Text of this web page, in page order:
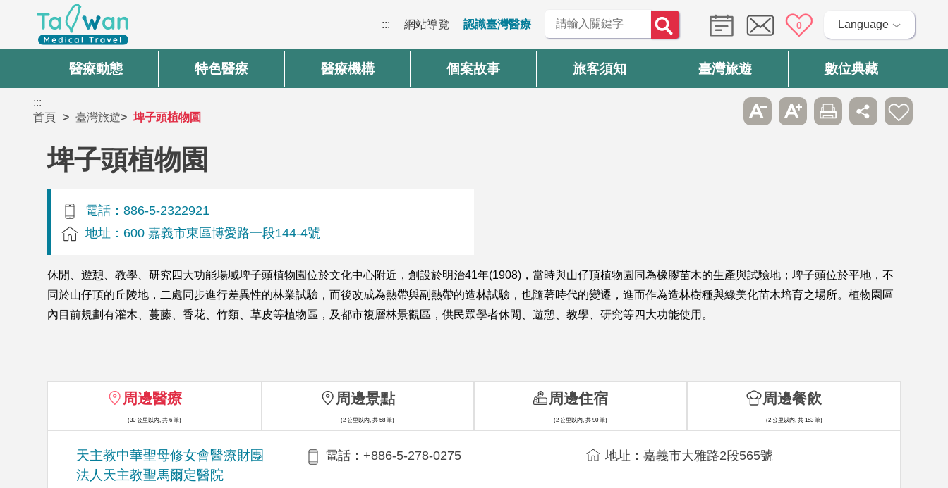
::: 網站導覽 認識臺灣醫療 0 Language
醫療動態 特色醫療 醫療機構 個案故事 旅客須知 臺灣旅遊 數位典藏
:::
首頁
臺灣旅遊 埤子頭植物園
埤子頭植物園
電話：886-5-2322921
地址：600 嘉義市東區博愛路一段144-4號
休閒、遊憩、教學、研究四大功能場域埤子頭植物園位於文化中心附近，創設於明治41年(1908)，當時與山仔頂植物園同為橡膠苗木的生產與試驗地；埤子頭位於平地，不
同於山仔頂的丘陵地，二處同步進行差異性的林業試驗，而後改成為熱帶與副熱帶的造林試驗，也隨著時代的變遷，進而作為造林樹種與綠美化苗木培育之場所。植物園區
內目前規劃有灌木、蔓藤、香花、竹類、草皮等植物區，及都市複層林景觀區，供民眾學者休閒、遊憩、教學、研究等四大功能使用。
周邊醫療
(30 公里以內, 共 6 筆)
天主教中華聖母修女會醫療財團
法人天主教聖馬爾定醫院
電話：+886-5-278-0275 地址：嘉義市大雅路2段565號
周邊景點
(2 公里以內, 共 58 筆)
周邊住宿
(2 公里以內, 共 90 筆)
周邊餐飲
(2 公里以內, 共 153 筆)